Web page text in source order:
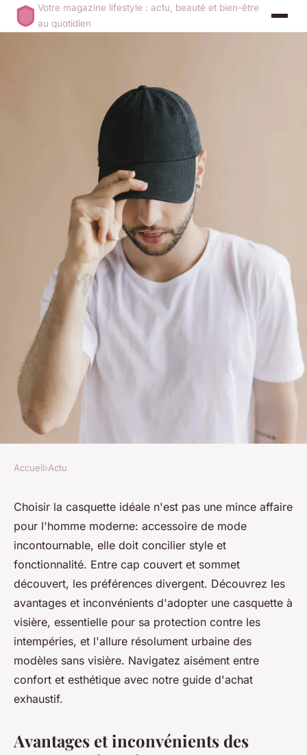
Votre magazine lifestyle : actu, beauté et bien-être
au quotidien
Casquette pour homme : avec
ou sans visière ?
denise•20 avril 2024•3 min de lecture
Accueil›Actu
Choisir la casquette idéale n'est pas une mince affaire
pour l'homme moderne: accessoire de mode
incontournable, elle doit concilier style et
fonctionnalité. Entre cap couvert et sommet
découvert, les préférences divergent. Découvrez les
avantages et inconvénients d'adopter une casquette à
visière, essentielle pour sa protection contre les
intempéries, et l'allure résolument urbaine des
modèles sans visière. Navigatez aisément entre
confort et esthétique avec notre guide d'achat
exhaustif.
Avantages et inconvénients des